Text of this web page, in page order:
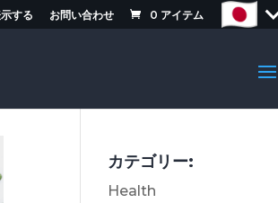
する お問い合わせ 0 アイテム
カテゴリー:
Health